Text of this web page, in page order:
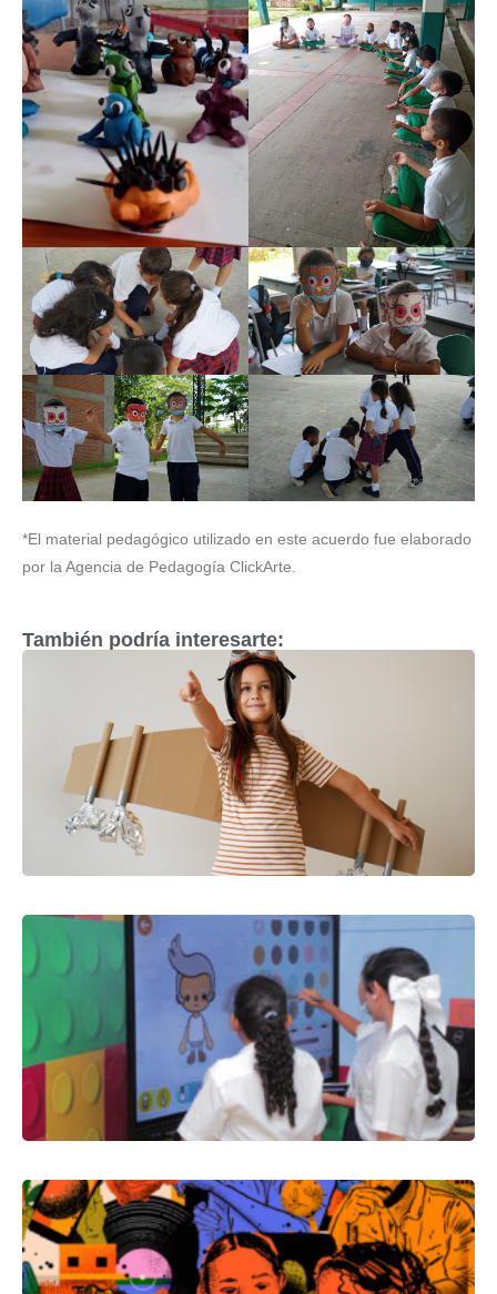
*El material pedagógico utilizado en este acuerdo fue elaborado
por la Agencia de Pedagogía ClickArte.
También podría interesarte: